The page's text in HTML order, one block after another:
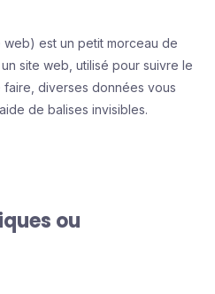
est un petit morceau de
site web, utilisé pour suivre le
diverses données vous
de balises invisibles.
ou